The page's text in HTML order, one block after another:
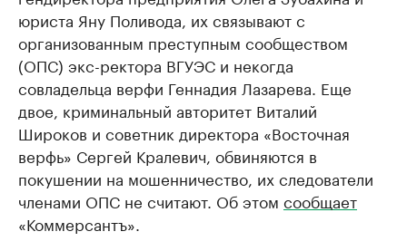
юриста Яну Поливода, их связывают с
организованным преступным сообществом
(ОПС) экс-ректора ВГУЭС и некогда
совладельца верфи Геннадия Лазарева. Еще
двое, криминальный авторитет Виталий
Широков и советник директора «Восточная
верфь» Сергей Кралевич, обвиняются в
покушении на мошенничество, их следователи
членами ОПС не считают. Об этом сообщает
«Коммерсантъ».